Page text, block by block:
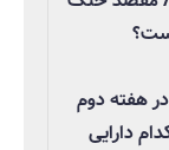
در هفته دوم
۱۴۰۵ / کدام دارایی